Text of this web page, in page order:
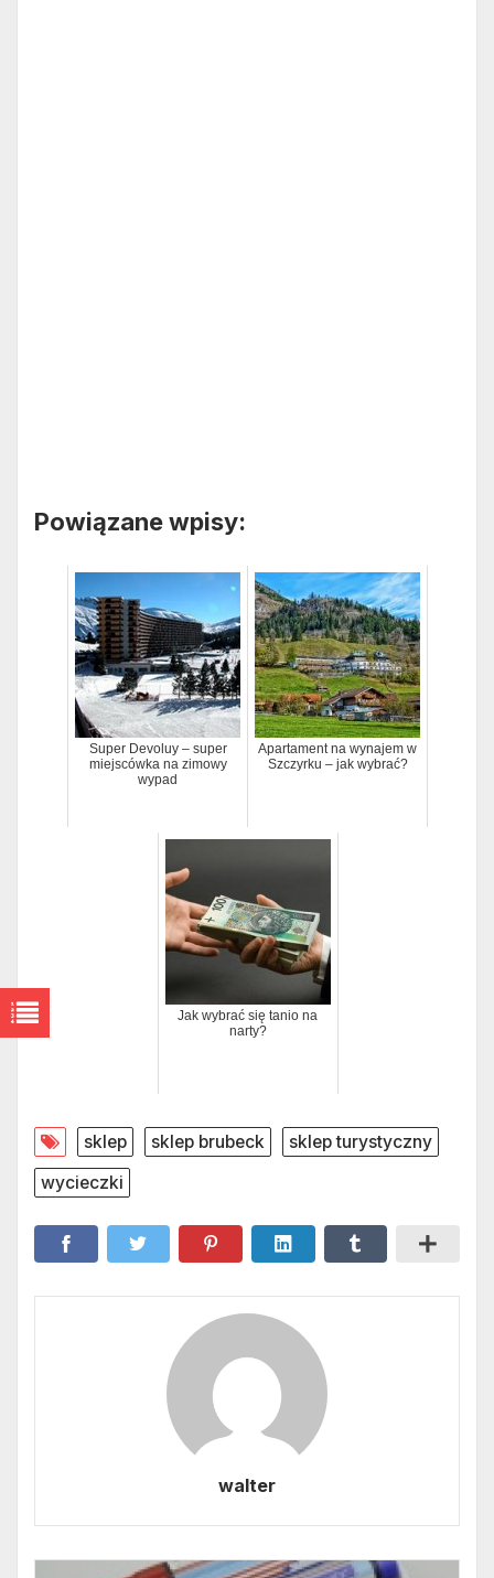
Powiązane wpisy:
Super Devoluy – super
miejscówka na zimowy
wypad
Apartament na wynajem w
Szczyrku – jak wybrać?
Jak wybrać się tanio na
narty?
sklep sklep brubeck
sklep turystyczny
wycieczki
walter